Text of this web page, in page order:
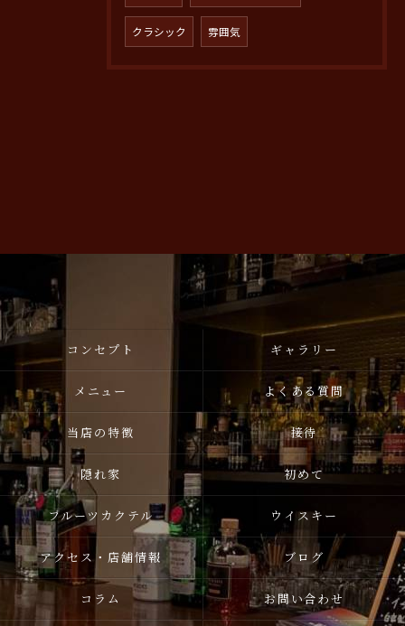
クラシック 雰囲気
コンセプト ギャラリー
メニュー よくある質問
当店の特徴 接待
隠れ家 初めて
フルーツカクテル ウイスキー
アクセス・店舗情報 ブログ
コラム お問い合わせ